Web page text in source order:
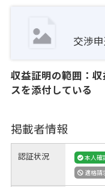
交渉
収益証明の範囲：
スを添付している
掲載者情報
認証状況 本人確
適格請